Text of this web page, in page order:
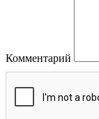
Комментарий